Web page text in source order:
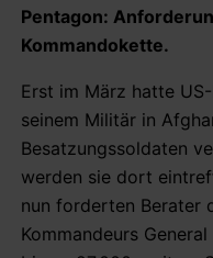
Pentagon:
Kommandokette.
Erst im März hatte
seinem Militär in
Besatzungssoldaten
werden sie dort
nun forderten Berater
Kommandeurs